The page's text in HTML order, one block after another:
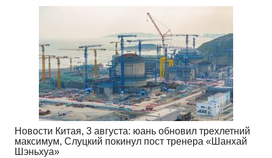
Новости Китая, 3 августа: юань обновил трехлетний
максимум, Слуцкий покинул пост тренера «Шанхай
Шэньхуа»